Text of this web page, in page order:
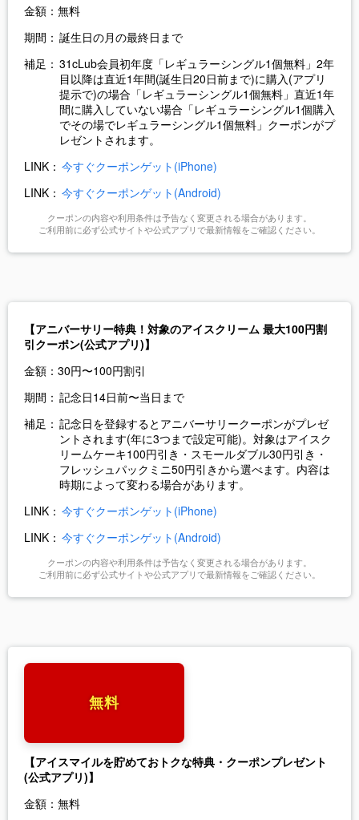
金額： 無料
期間： 誕生日の月の最終日まで
補足： 31cLub会員初年度「レギュラーシングル1個無料」2年
目以降は直近1年間(誕生日20日前まで)に購入(アプリ
提示で)の場合「レギュラーシングル1個無料」直近1年
間に購入していない場合「レギュラーシングル1個購入
でその場でレギュラーシングル1個無料」クーポンがプ
レゼントされます。
LINK： 今すぐクーポンゲット(iPhone)
LINK： 今すぐクーポンゲット(Android)
クーポンの内容や利用条件は予告なく変更される場合があります。
ご利用前に必ず公式サイトや公式アプリで最新情報をご確認ください。
【アニバーサリー特典 ！対象のアイスクリーム 最大100円割
引クーポン(公式アプリ)】
金額： 30円〜100円割引
期間： 記念日14日前〜当日まで
補足： 記念日を登録するとアニバーサリークーポンがプレゼ
ントされます(年に3つまで設定可能)。対象はアイスク
リームケーキ100円引き・スモールダブル30円引き・
フレッシュパックミニ50円引きから選べます。内容は
時期によって変わる場合があります。
LINK： 今すぐクーポンゲット(iPhone)
LINK： 今すぐクーポンゲット(Android)
クーポンの内容や利用条件は予告なく変更される場合があります。
ご利用前に必ず公式サイトや公式アプリで最新情報をご確認ください。
無料
【アイスマイルを貯めておトクな特典・クーポンプレゼント
(公式アプリ)】
金額： 無料